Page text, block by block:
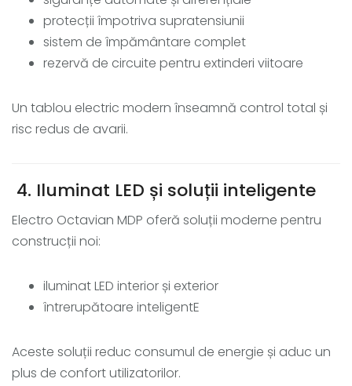
protecții împotriva supratensiunii
sistem de împământare complet
rezervă de circuite pentru extinderi viitoare
Un tablou electric modern înseamnă control total și
risc redus de avarii.
4. Iluminat LED și soluții inteligente
Electro Octavian MDP oferă soluții moderne pentru
construcții noi:
iluminat LED interior și exterior
întrerupătoare inteligentE
Aceste soluții reduc consumul de energie și aduc un
plus de confort utilizatorilor.